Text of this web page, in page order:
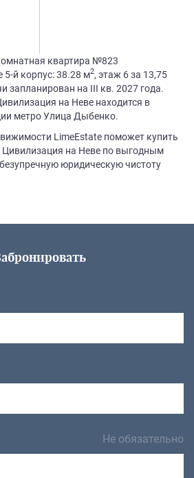
квартира №823
5-й корпус: 38.28 м2, этаж 6 за 13,75
запланирован на III кв. 2027 года.
на Неве находится в
метро Улица Дыбенко.
LimeEstate поможет купить
на Неве по выгодным
юридическую чистоту
Не обязательно